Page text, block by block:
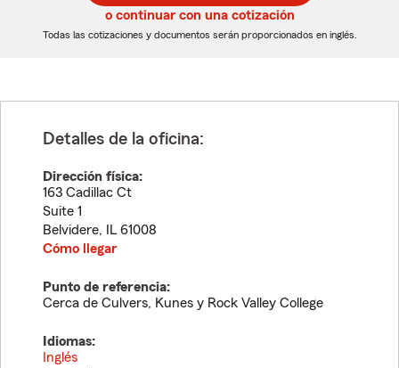
5
dígitos
5
dígitos
o continuar con una cotización
Todas las cotizaciones y documentos serán proporcionados en inglés.
Detalles de la oficina:
Dirección física:
163 Cadillac Ct
Suite 1
Belvidere, IL 61008
Cómo llegar
Punto de referencia:
Cerca de Culvers, Kunes y Rock Valley College
Idiomas:
Inglés